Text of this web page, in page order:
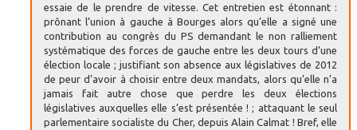
essaie de le prendre de vitesse. Cet entretien est étonnant :
prônant l’union à gauche à Bourges alors qu’elle a signé une
contribution au congrès du PS demandant le non ralliement
systématique des forces de gauche entre les deux tours d’une
élection locale ; justifiant son absence aux législatives de 2012
de peur d’avoir à choisir entre deux mandats, alors qu’elle n’a
jamais fait autre chose que perdre les deux élections
législatives auxquelles elle s’est présentée ! ; attaquant le seul
parlementaire socialiste du Cher, depuis Alain Calmat ! Bref, elle